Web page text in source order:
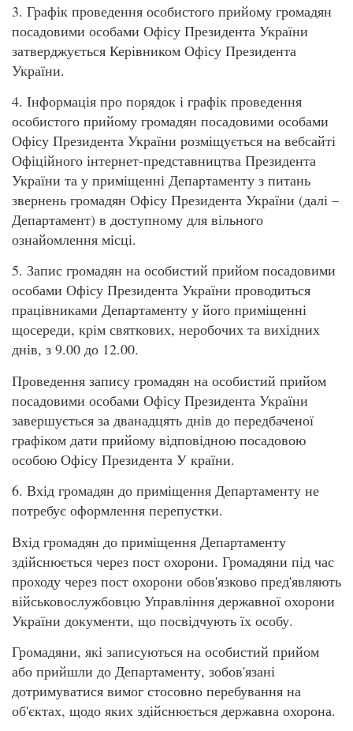
3. Графік проведення особистого прийому громадян
посадовими особами Офісу Президента України
затверджується Керівником Офісу Президента
України.
4. Інформація про порядок і графік проведення
особистого прийому громадян посадовими особами
Офісу Президента України розміщується на вебсайті
Офіційного інтернет-представництва Президента
України та у приміщенні Департаменту з питань
звернень громадян Офісу Президента України (далі –
Департамент) в доступному для вільного
ознайомлення місці.
5. Запис громадян на особистий прийом посадовими
особами Офісу Президента України проводиться
працівниками Департаменту у його приміщенні
щосереди, крім святкових, неробочих та вихідних
днів, з 9.00 до 12.00.
Проведення запису громадян на особистий прийом
посадовими особами Офісу Президента України
завершується за дванадцять днів до передбаченої
графіком дати прийому відповідною посадовою
особою Офісу Президента У країни.
6. Вхід громадян до приміщення Департаменту не
потребує оформлення перепустки.
Вхід громадян до приміщення Департаменту
здійснюється через пост охорони. Громадяни під час
проходу через пост охорони обов'язково пред'являють
військовослужбовцю Управління державної охорони
України документи, що посвідчують їх особу.
Громадяни, які записуються на особистий прийом
або прийшли до Департаменту, зобов'язані
дотримуватися вимог стосовно перебування на
об'єктах, щодо яких здійснюється державна охорона.